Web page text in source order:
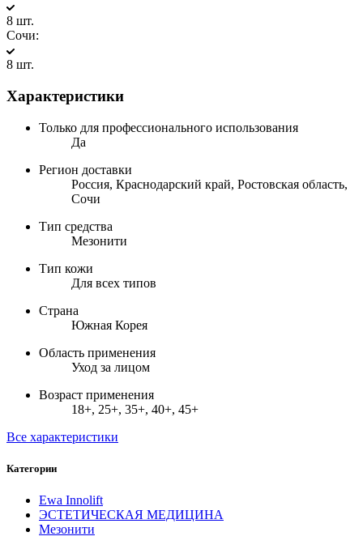
8 шт.
Сочи:
8 шт.
Характеристики
Только для профессионального использования
Да
Регион доставки
Россия, Краснодарский край, Ростовская область,
Сочи
Тип средства
Мезонити
Тип кожи
Для всех типов
Страна
Южная Корея
Область применения
Уход за лицом
Возраст применения
18+, 25+, 35+, 40+, 45+
Все характеристики
Категории
Ewa Innolift
ЭСТЕТИЧЕСКАЯ МЕДИЦИНА
Мезонити